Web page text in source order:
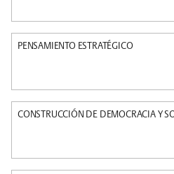
PENSAMIENTO ESTRATÉGICO
CONSTRUCCIÓN DE DEMOCRACIA Y